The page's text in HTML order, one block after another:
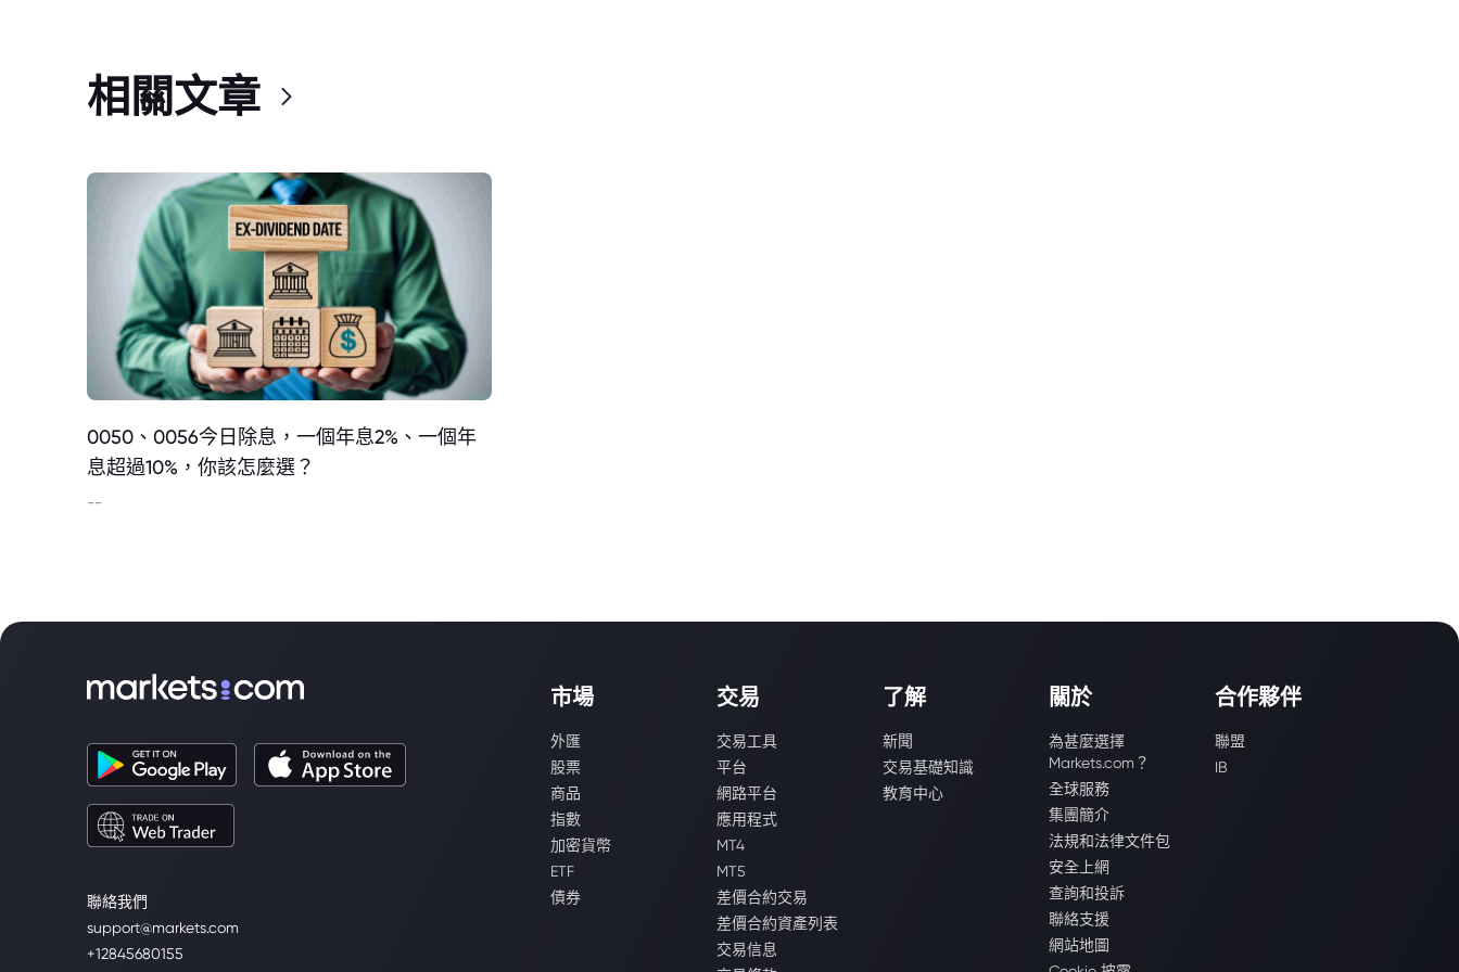
相關文章
0050、0056今日除息，一個年息2%、一個年
息超過10%，你該怎麼選？
--
聯絡我們
support@markets.com
+12845680155
市場
外匯
股票
商品
指數
加密貨幣
ETF
債券
交易
交易工具
平台
網路平台
應用程式
MT4
MT5
差價合約交易
差價合約資產列表
交易信息
了解
新聞
交易基礎知識
教育中心
關於
為甚麼選擇
Markets.com？
全球服務
集團簡介
法規和法律文件包
安全上網
查詢和投訴
聯絡支援
網站地圖
合作夥伴
聯盟
IB